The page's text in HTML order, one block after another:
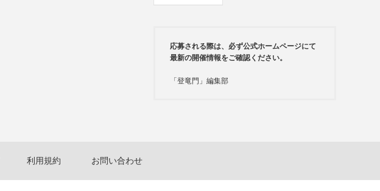
応募される際は、必ず公式ホームページにて
最新の開催情報をご確認ください。
「登竜門」編集部
利用規約 お問い合わせ